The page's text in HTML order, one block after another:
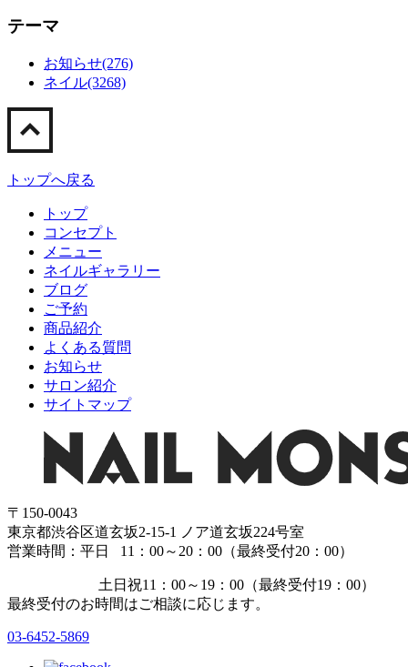
テーマ
お知らせ(276)
ネイル(3268)
トップへ戻る
トップ
コンセプト
メニュー
ネイルギャラリー
ブログ
ご予約
商品紹介
よくある質問
お知らせ
サロン紹介
サイトマップ
〒150-0043
東京都渋谷区道玄坂2-15-1 ノア道玄坂224号室
営業時間：平日 11：00～20：00（最終受付20：00）
土日祝11：00～19：00（最終受付19：00）
最終受付のお時間はご相談に応じます。
03-6452-5869